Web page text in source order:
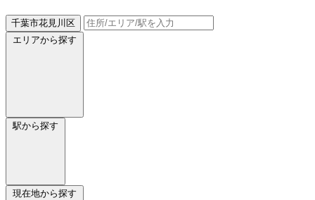
千葉市花見川区
エリアから探す
駅から探す
現在地から探す